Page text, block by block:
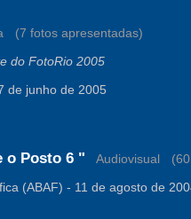
(7 fotos apresentadas)
do FotoRio 2005
de junho de 2005
o Posto 6 " Audiovisual
(ABAF) - 11 de agosto de